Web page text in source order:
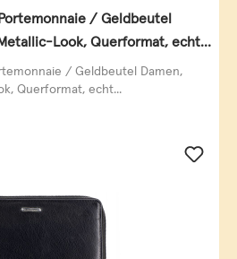
/ Geldbeutel
Look, Querformat, echt
/ Geldbeutel Damen,
Querformat, echt...